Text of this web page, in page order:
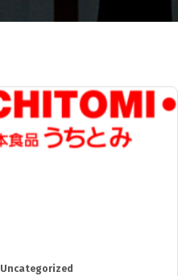
Uncategorized